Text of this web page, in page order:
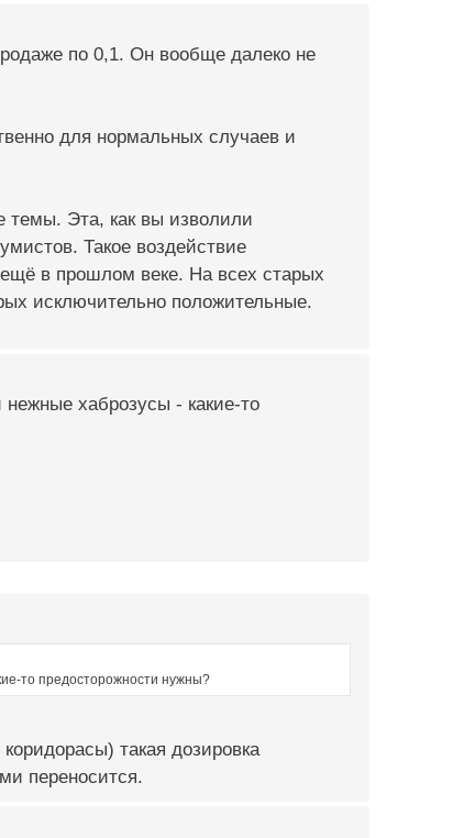
по 0,1. Он вообще далеко не
для нормальных случаев и
темы. Эта, как вы изволили
Такое воздействие
в прошлом веке. На всех старых
исключительно положительные.
хаброзусы - какие-то
то предосторожности нужны?
такая дозировка
переносится.